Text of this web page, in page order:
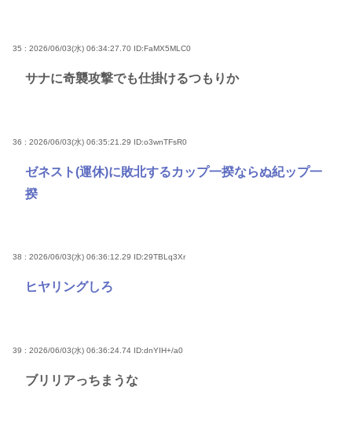
35 : 2026/06/03(水) 06:34:27.70 ID:FaMX5MLC0
サナに奇襲攻撃でも仕掛けるつもりか
36 : 2026/06/03(水) 06:35:21.29 ID:o3wnTFsR0
ゼネスト(運休)に敗北するカップ一揆ならぬ紀ップ一
揆
38 : 2026/06/03(水) 06:36:12.29 ID:29TBLq3Xr
ヒヤリングしろ
39 : 2026/06/03(水) 06:36:24.74 ID:dnYIH+/a0
ブリリアっちまうな